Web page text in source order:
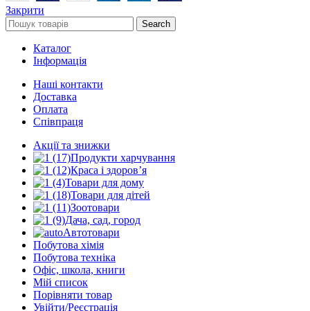
Закрити
Search
Каталог
Інформація
Наші контакти
Доставка
Оплата
Співпраця
Акції та знижки
Продукти харчування
Краса і здоров’я
Товари для дому
Товари для дітей
Зоотовари
Дача, сад, город
Автотовари
Побутова хімія
Побутова техніка
Офіс, школа, книги
Мій список
Порівняти товар
Увійти/Реєстрація